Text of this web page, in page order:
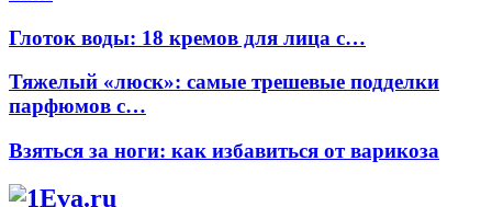
Глоток воды: 18 кремов для лица с…
Тяжелый «люск»: самые трешевые подделки
парфюмов с…
Взяться за ноги: как избавиться от варикоза